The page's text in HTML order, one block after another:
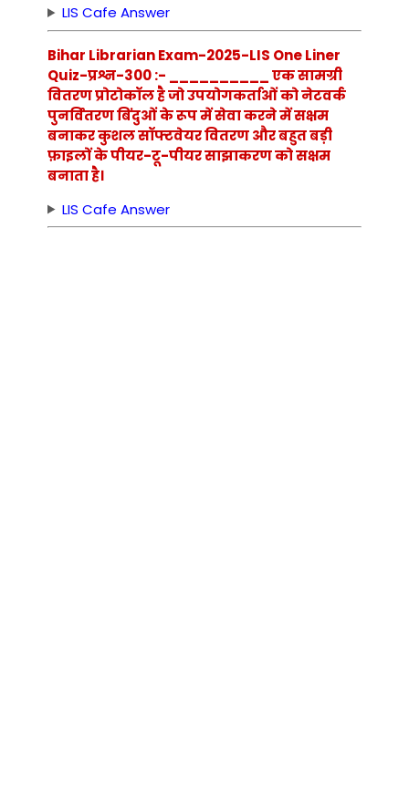
LIS Cafe Answer
Bihar Librarian Exam-2025-LIS One Liner
Quiz-प्रश्न-300 :- __________ एक सामग्री
वितरण प्रोटोकॉल है जो उपयोगकर्ताओं को नेटवर्क
पुनर्वितरण बिंदुओं के रूप में सेवा करने में सक्षम
बनाकर कुशल सॉफ्टवेयर वितरण और बहुत बड़ी
फ़ाइलों के पीयर-टू-पीयर साझाकरण को सक्षम
बनाता है।
LIS Cafe Answer